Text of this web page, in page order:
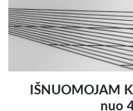
IŠNUOMOJAM
nuo